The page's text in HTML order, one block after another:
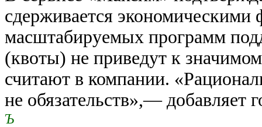
сдерживается
масштабируемых программ
(квоты) не приведут к
считают в компании.
не обязательств»,— добавляет
Ъ